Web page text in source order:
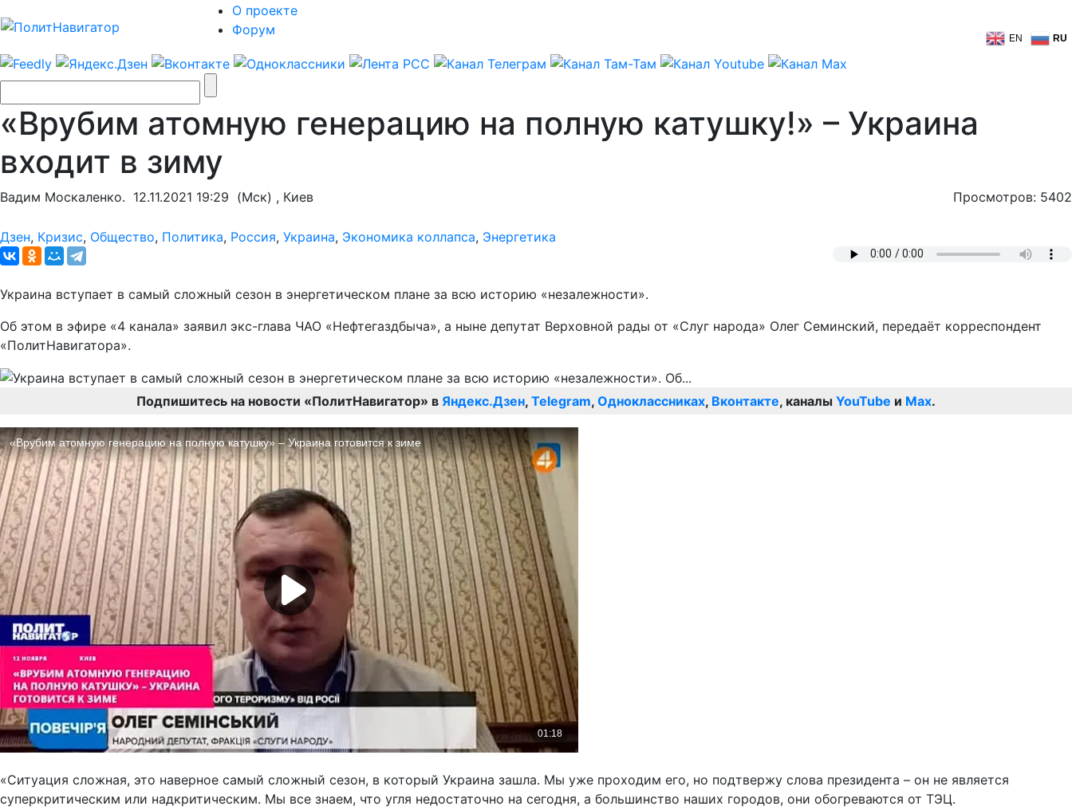
О проекте
Форум
EN RU
«Врубим атомную генерацию на полную катушку!» – Украина
входит в зиму
Вадим Москаленко. 12.11.2021 19:29 (Мск) , Киев Просмотров: 5402
Дзен, Кризис, Общество, Политика, Россия, Украина, Экономика коллапса, Энергетика
Украина вступает в самый сложный сезон в энергетическом плане за всю историю «незалежности».
Об этом в эфире «4 канала» заявил экс-глава ЧАО «Нефтегаздбыча», а ныне депутат Верховной рады от «Слуг народа» Олег Семинский, передаёт корреспондент
«ПолитНавигатора».
Подпишитесь на новости «ПолитНавигатор» в Яндекс.Дзен, Telegram, Одноклассниках, Вконтакте, каналы YouTube и Max.
«Ситуация сложная, это наверное самый сложный сезон, в который Украина зашла. Мы уже проходим его, но подтвержу слова президента – он не является
суперкритическим или надкритическим. Мы все знаем, что угля недостаточно на сегодня, а большинство наших городов, они обогреваются от ТЭЦ.